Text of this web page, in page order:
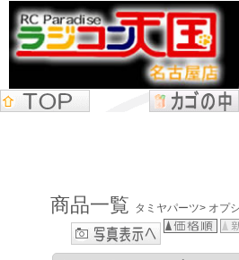
商品一覧 タミヤパーツ> オプ